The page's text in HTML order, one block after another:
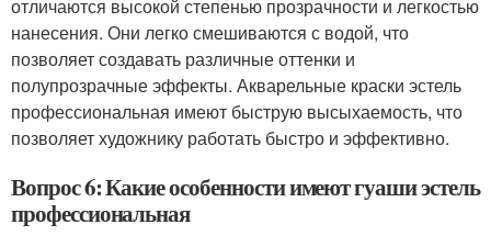
отличаются высокой степенью прозрачности и легкостью
нанесения. Они легко смешиваются с водой, что
позволяет создавать различные оттенки и
полупрозрачные эффекты. Акварельные краски эстель
профессиональная имеют быструю высыхаемость, что
позволяет художнику работать быстро и эффективно.
Вопрос 6: Какие особенности имеют гуаши эстель
профессиональная